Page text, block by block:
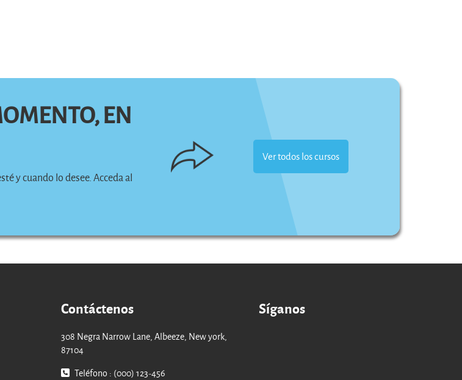
EN
y cuando lo desee. Acceda al
Ver todos los cursos
Contáctenos
308 Negra Narrow Lane, Albeeze, New york,
87104
Teléfono : (000) 123-456
Síganos